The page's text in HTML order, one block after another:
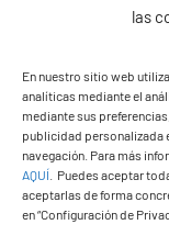
las
En nuestro sitio web
analíticas mediante el
mediante sus
publicidad personalizada
navegación. Para más
AQUÍ
Puedes aceptar
aceptarlas de forma
en “Configuración de
Ayuntamiento de
Pza. de Los
35570 – Yaiza
Tel:928 83 62 20